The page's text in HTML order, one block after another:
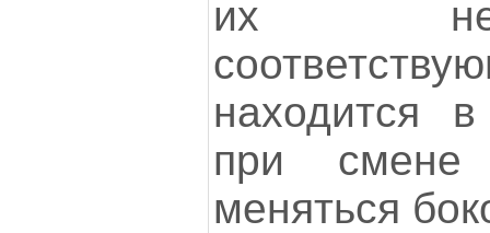
их не
находится
при смене
меняться